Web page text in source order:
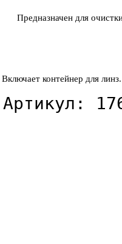
Предназначен для
Включает контейнер для линз.
Артикул: